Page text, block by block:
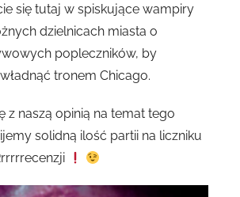
się tutaj w spiskujące wampiry
dzielnicach miasta o
popleczników, by
tronem Chicago.
z naszą opinią na temat tego
solidną ilość partii na liczniku